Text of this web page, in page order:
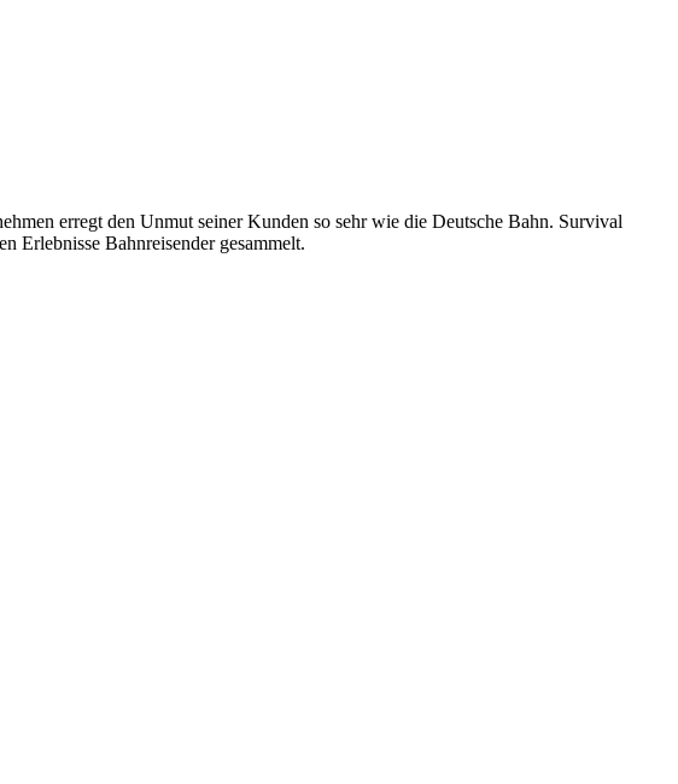
erregt den Unmut seiner Kunden so sehr wie die Deutsche Bahn. Survival
Erlebnisse Bahnreisender gesammelt.